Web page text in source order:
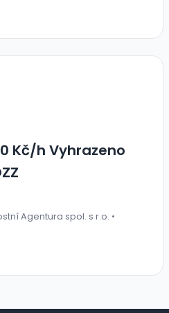
Kč/h Vyhrazeno
Agentura spol. s r.o. •